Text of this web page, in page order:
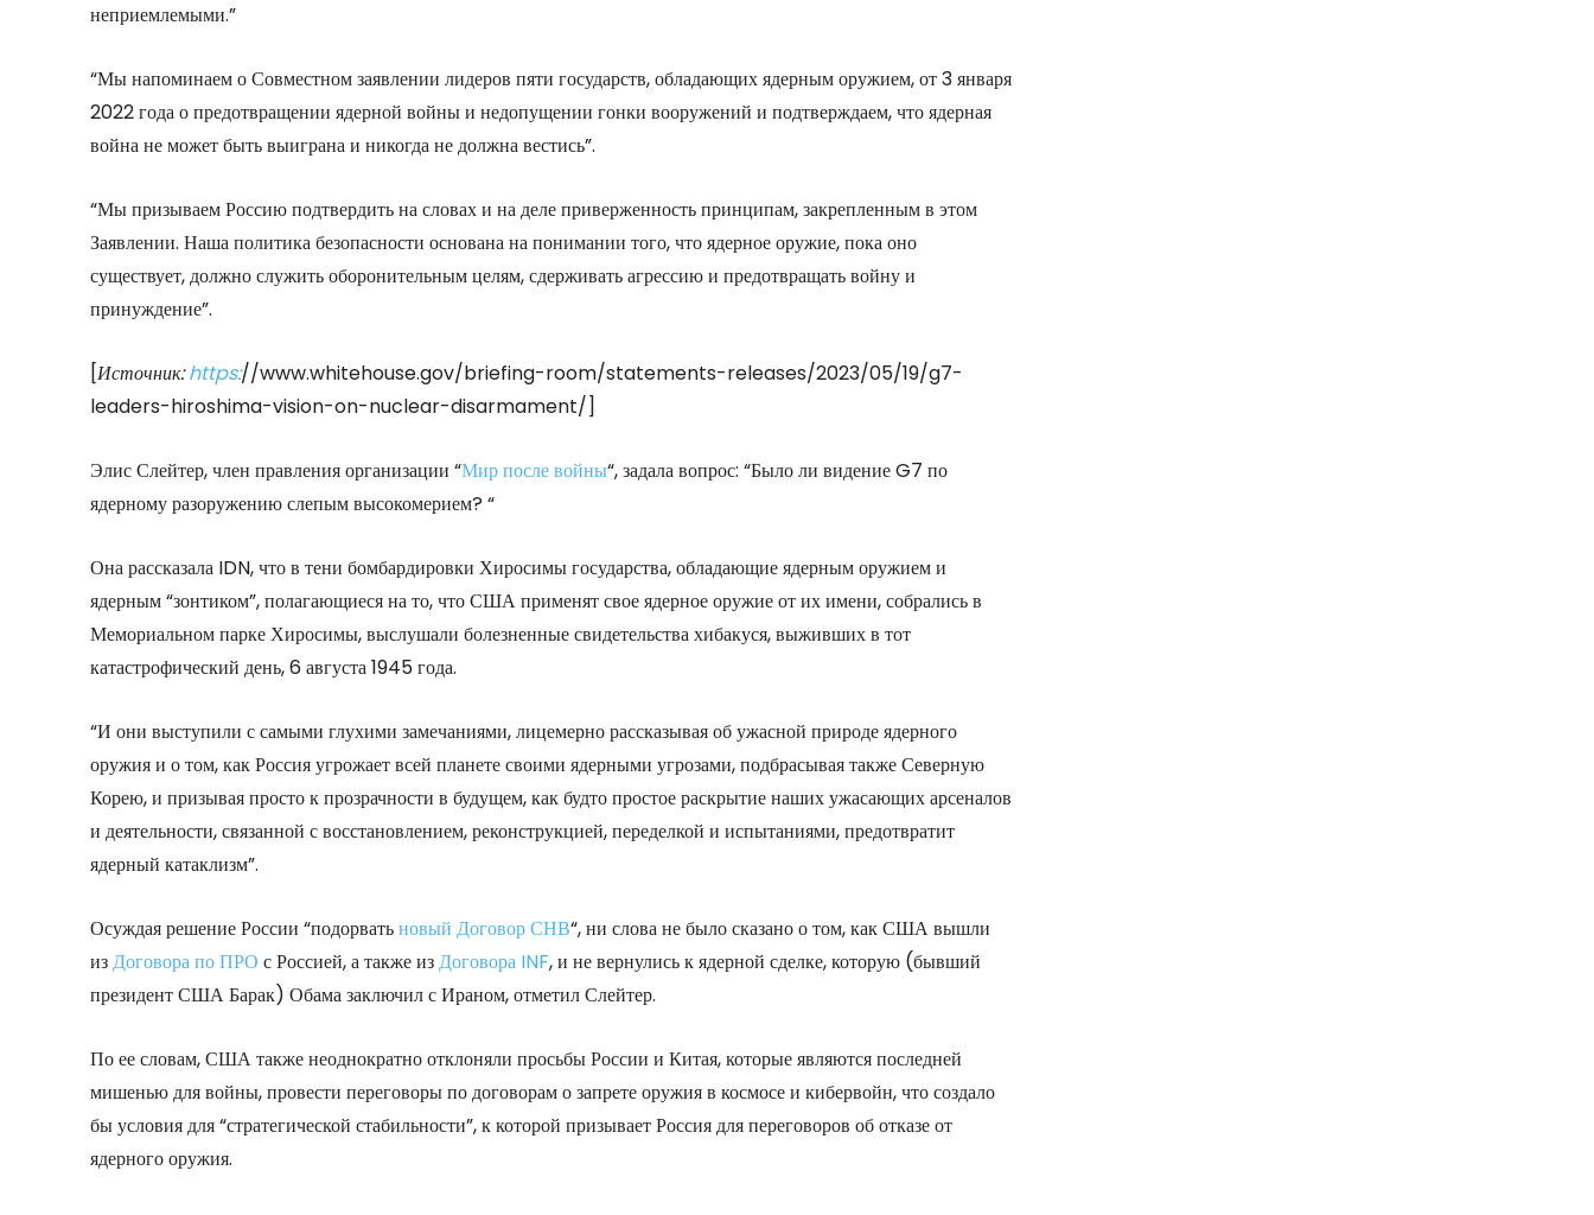
неприемлемыми.”
“Мы напоминаем о Совместном заявлении лидеров пяти государств, обладающих ядерным оружием, от 3 января
2022 года о предотвращении ядерной войны и недопущении гонки вооружений и подтверждаем, что ядерная
война не может быть выиграна и никогда не должна вестись”.
“Мы призываем Россию подтвердить на словах и на деле приверженность принципам, закрепленным в этом
Заявлении. Наша политика безопасности основана на понимании того, что ядерное оружие, пока оно
существует, должно служить оборонительным целям, сдерживать агрессию и предотвращать войну и
принуждение”.
[Источник:https://www.whitehouse.gov/briefing-room/statements-releases/2023/05/19/g7-
leaders-hiroshima-vision-on-nuclear-disarmament/]
Элис Слейтер, член правления организации “Мир после войны“, задала вопрос: “Было ли видение G7 по
ядерному разоружению слепым высокомерием? “
Она рассказала IDN, что в тени бомбардировки Хиросимы государства, обладающие ядерным оружием и
ядерным “зонтиком”, полагающиеся на то, что США применят свое ядерное оружие от их имени, собрались в
Мемориальном парке Хиросимы, выслушали болезненные свидетельства хибакуся, выживших в тот
катастрофический день, 6 августа 1945 года.
“И они выступили с самыми глухими замечаниями, лицемерно рассказывая об ужасной природе ядерного
оружия и о том, как Россия угрожает всей планете своими ядерными угрозами, подбрасывая также Северную
Корею, и призывая просто к прозрачности в будущем, как будто простое раскрытие наших ужасающих арсеналов
и деятельности, связанной с восстановлением, реконструкцией, переделкой и испытаниями, предотвратит
ядерный катаклизм”.
Осуждая решение России “подорватьновый Договор СНВ“, ни слова не было сказано о том, как США вышли
изДоговора по ПРО с Россией, а также изДоговора INF, и не вернулись к ядерной сделке, которую (бывший
президент США Барак) Обама заключил с Ираном, отметил Слейтер.
По ее словам, США также неоднократно отклоняли просьбы России и Китая, которые являются последней
мишенью для войны, провести переговоры по договорам о запрете оружия в космосе и кибервойн, что создало
бы условия для “стратегической стабильности”, к которой призывает Россия для переговоров об отказе от
ядерного оружия.